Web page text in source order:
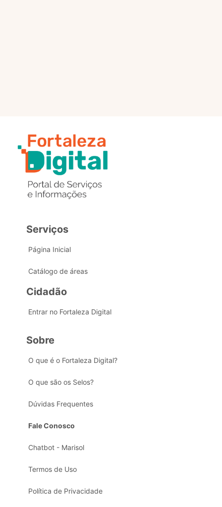
Serviços
Página Inicial
Catálogo de áreas
Cidadão
Entrar no Fortaleza Digital
Sobre
O que é o Fortaleza Digital?
O que são os Selos?
Dúvidas Frequentes
Fale Conosco
Chatbot - Marisol
Termos de Uso
Política de Privacidade